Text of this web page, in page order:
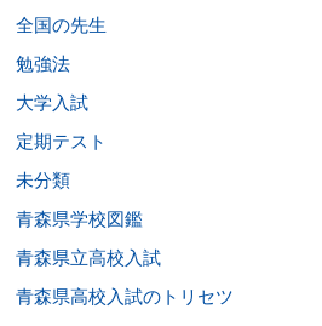
全国の先生
勉強法
大学入試
定期テスト
未分類
青森県学校図鑑
青森県立高校入試
青森県高校入試のトリセツ